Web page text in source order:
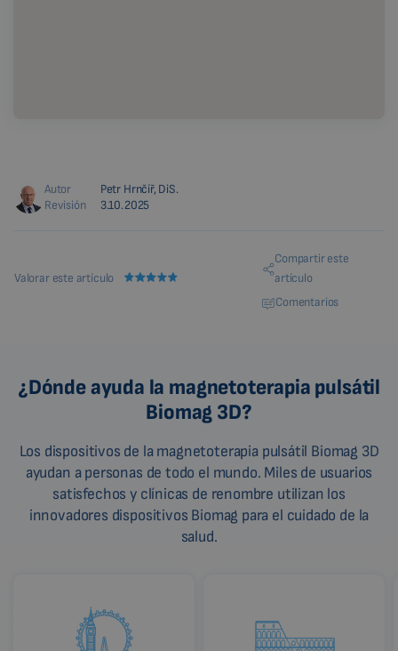
Autor
Petr Hrnčíř, DiS.
Revisión
3.10.2025
Valorar este artículo
Compartir este
artículo
Comentarios
¿Dónde ayuda la magnetoterapia pulsátil
Biomag 3D?
Los dispositivos de la magnetoterapia pulsátil Biomag 3D
ayudan a personas de todo el mundo. Miles de usuarios
satisfechos y clínicas de renombre utilizan los
innovadores dispositivos Biomag para el cuidado de la
salud.